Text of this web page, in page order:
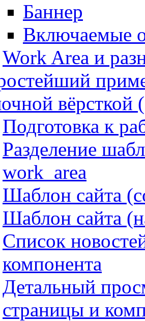
Баннер
Включаемые
Work Area и
вёрсткой
Подготовка к
Разделение
work_area
Шаблон сайта
Шаблон сайта
Список
компонента
Детальный
страницы и